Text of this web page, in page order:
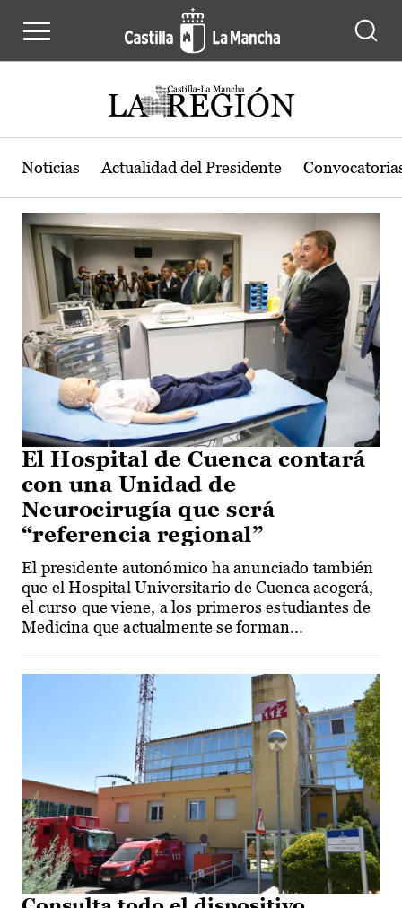
Actualidad de la región de Castilla-
Noticias Actualidad del Presidente
El Hospital de Cuenca contará
con una Unidad de
Neurocirugía que será
“referencia regional”
El presidente autonómico ha anunciado también
que el Hospital Universitario de Cuenca acogerá,
el curso que viene, a los primeros estudiantes de
Medicina que actualmente se forman...